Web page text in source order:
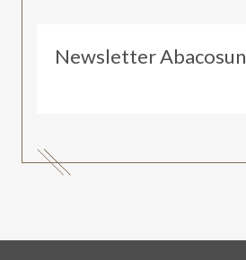
Newsletter Abacosun